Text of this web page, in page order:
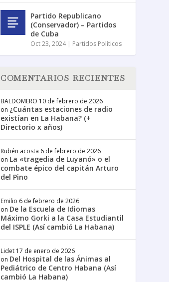
Partido Republicano
(Conservador) – Partidos
de Cuba
Oct 23, 2024| Partidos Políticos
COMENTARIOS RECIENTES
BALDOMERO 10 de febrero de 2026
on ¿Cuántas estaciones de radio
existían en La Habana? (+
Directorio x años)
Rubén acosta 6 de febrero de 2026
on La «tragedia de Luyanó» o el
combate épico del capitán Arturo
del Pino
Emilio 6 de febrero de 2026
on De la Escuela de Idiomas
Máximo Gorki a la Casa Estudiantil
del ISPLE (Así cambió La Habana)
Lidet 17 de enero de 2026
on Del Hospital de las Ánimas al
Pediátrico de Centro Habana (Así
cambió La Habana)